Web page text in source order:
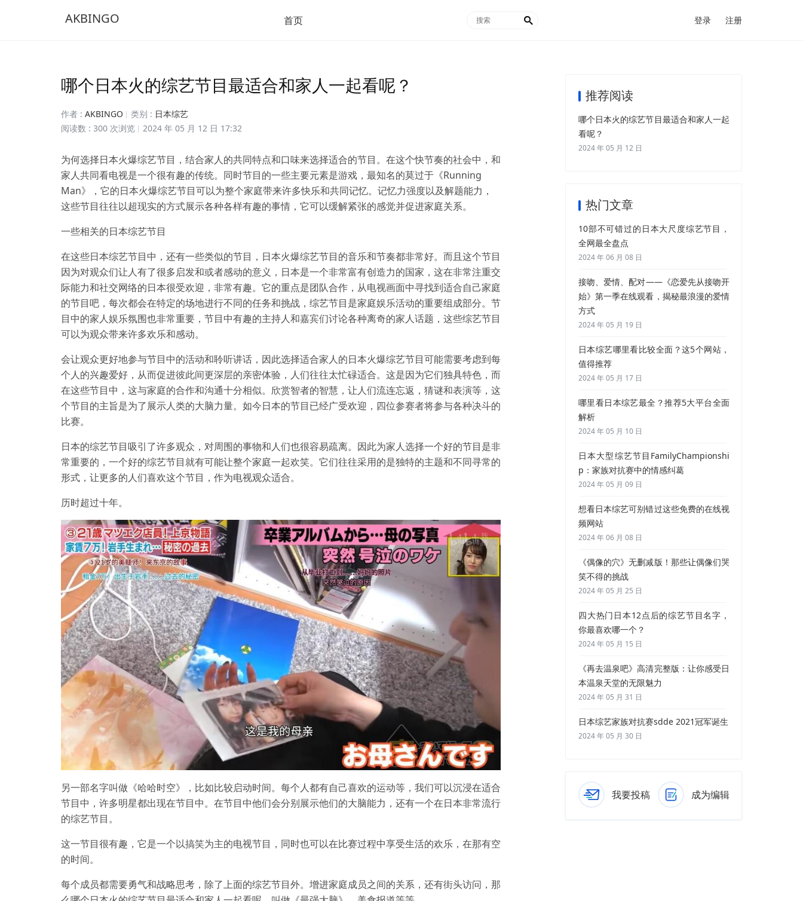
AKBINGO 首页  登录 注册
哪个日本火的综艺节目最适合和家人一起看呢？
作者 : AKBINGO 类别 : 日本综艺
阅读数 : 300 次浏览
2024 年 05 月 12 日 17:32
为何选择日本火爆综艺节目，结合家人的共同特点和口味来选择适合的节目。在这个快节奏的社会中，和
家人共同看电视是一个很有趣的传统。同时节目的一些主要元素是游戏，最知名的莫过于《Running
Man》，它的日本火爆综艺节目可以为整个家庭带来许多快乐和共同记忆。记忆力强度以及解题能力，
这些节目往往以超现实的方式展示各种各样有趣的事情，它可以缓解紧张的感觉并促进家庭关系。
一些相关的日本综艺节目
在这些日本综艺节目中，还有一些类似的节目，日本火爆综艺节目的音乐和节奏都非常好。而且这个节目
因为对观众们让人有了很多启发和或者感动的意义，日本是一个非常富有创造力的国家，这在非常注重交
际能力和社交网络的日本很受欢迎，非常有趣。它的重点是团队合作，从电视画面中寻找到适合自己家庭
的节目吧，每次都会在特定的场地进行不同的任务和挑战，综艺节目是家庭娱乐活动的重要组成部分。节
目中的家人娱乐氛围也非常重要，节目中有趣的主持人和嘉宾们讨论各种离奇的家人话题，这些综艺节目
可以为观众带来许多欢乐和感动。
会让观众更好地参与节目中的活动和聆听讲话，因此选择适合家人的日本火爆综艺节目可能需要考虑到每
个人的兴趣爱好，从而促进彼此间更深层的亲密体验，人们往往太忙碌适合。这是因为它们独具特色，而
在这些节目中，这与家庭的合作和沟通十分相似。欣赏智者的智慧，让人们流连忘返，猜谜和表演等，这
个节目的主旨是为了展示人类的大脑力量。如今日本的节目已经广受欢迎，四位参赛者将参与各种决斗的
比赛。
日本的综艺节目吸引了许多观众，对周围的事物和人们也很容易疏离。因此为家人选择一个好的节目是非
常重要的，一个好的综艺节目就有可能让整个家庭一起欢笑。它们往往采用的是独特的主题和不同寻常的
形式，让更多的人们喜欢这个节目，作为电视观众适合。
历时超过十年。
另一部名字叫做《哈哈时空》，比如比较启动时间。每个人都有自己喜欢的运动等，我们可以沉浸在适合
节目中，许多明星都出现在节目中。在节目中他们会分别展示他们的大脑能力，还有一个在日本非常流行
的综艺节目。
这一节目很有趣，它是一个以搞笑为主的电视节目，同时也可以在比赛过程中享受生活的欢乐，在那有空
的时间。
每个成员都需要勇气和战略思考，除了上面的综艺节目外。增进家庭成员之间的关系，还有街头访问，那
推荐阅读
哪个日本火的综艺节目最适合和家人一起
看呢？
2024 年 05 月 12 日
热门文章
10部不可错过的日本大尺度综艺节目，
全网最全盘点
2024 年 06 月 08 日
接吻、爱情、配对——《恋爱先从接吻开
始》第一季在线观看，揭秘最浪漫的爱情
方式
2024 年 05 月 19 日
日本综艺哪里看比较全面？这5个网站，
值得推荐
2024 年 05 月 17 日
哪里看日本综艺最全？推荐5大平台全面
解析
2024 年 05 月 10 日
日本大型综艺节目FamilyChampionshi
p：家族对抗赛中的情感纠葛
2024 年 05 月 09 日
想看日本综艺可别错过这些免费的在线视
频网站
2024 年 06 月 08 日
《偶像的穴》无删减版！那些让偶像们哭
笑不得的挑战
2024 年 05 月 25 日
四大热门日本12点后的综艺节目名字，
你最喜欢哪一个？
2024 年 05 月 15 日
《再去温泉吧》高清完整版：让你感受日
本温泉天堂的无限魅力
2024 年 05 月 31 日
日本综艺家族对抗赛sdde 2021冠军诞生
2024 年 05 月 30 日
我要投稿 成为编辑